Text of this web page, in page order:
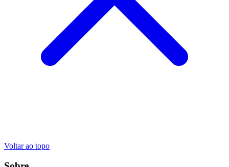
Voltar ao topo